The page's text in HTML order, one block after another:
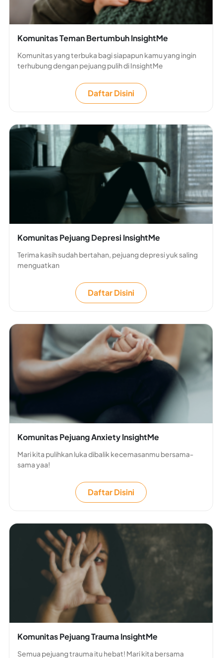
Komunitas Teman Bertumbuh InsightMe
Komunitas yang terbuka bagi siapapun kamu yang ingin
terhubung dengan pejuang pulih di InsightMe
Daftar Disini
Komunitas Pejuang Depresi InsightMe
Terima kasih sudah bertahan, pejuang depresi yuk saling
menguatkan
Daftar Disini
Komunitas Pejuang Anxiety InsightMe
Mari kita pulihkan luka dibalik kecemasanmu bersama-
sama yaa!
Daftar Disini
Komunitas Pejuang Trauma InsightMe
Semua pejuang trauma itu hebat! Mari kita bersama